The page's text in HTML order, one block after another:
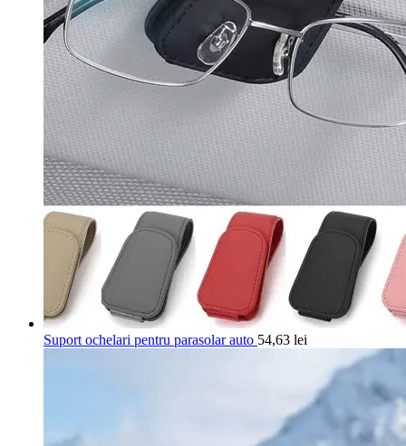
Suport ochelari pentru parasolar auto 54,63 lei